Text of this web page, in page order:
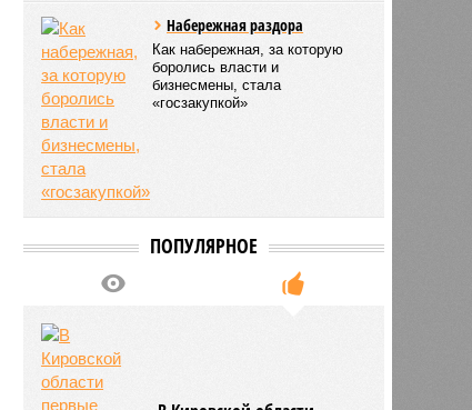
Набережная раздора
Как набережная, за которую
боролись власти и
бизнесмены, стала
«госзакупкой»
ПОПУЛЯРНОЕ